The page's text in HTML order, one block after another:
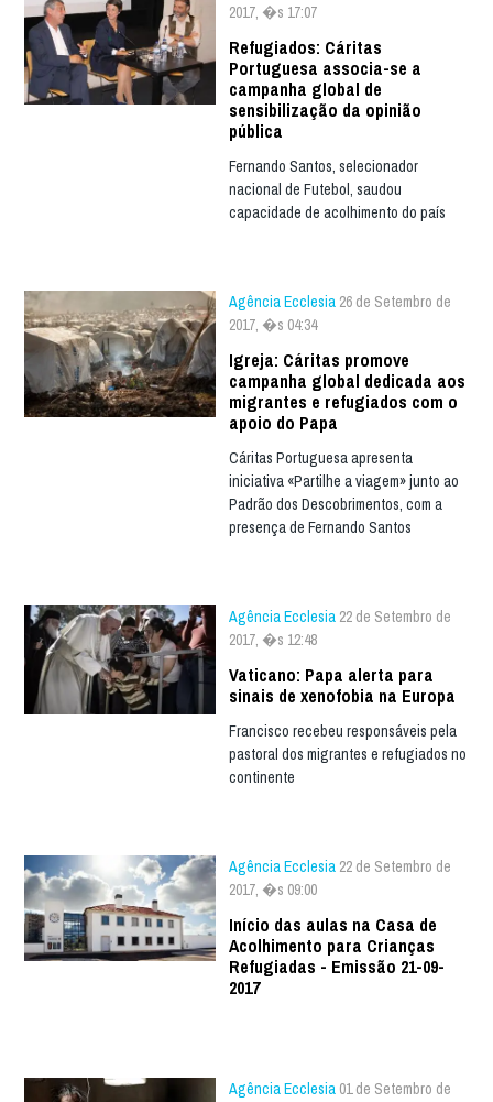
2017, �s 17:07
Refugiados: Cáritas
Portuguesa associa-se a
campanha global de
sensibilização da opinião
pública
Fernando Santos, selecionador
nacional de Futebol, saudou
capacidade de acolhimento do país
Agência Ecclesia 26 de Setembro de
2017, �s 04:34
Igreja: Cáritas promove
campanha global dedicada aos
migrantes e refugiados com o
apoio do Papa
Cáritas Portuguesa apresenta
iniciativa «Partilhe a viagem» junto ao
Padrão dos Descobrimentos, com a
presença de Fernando Santos
Agência Ecclesia 22 de Setembro de
2017, �s 12:48
Vaticano: Papa alerta para
sinais de xenofobia na Europa
Francisco recebeu responsáveis pela
pastoral dos migrantes e refugiados no
continente
Agência Ecclesia 22 de Setembro de
2017, �s 09:00
Início das aulas na Casa de
Acolhimento para Crianças
Refugiadas - Emissão 21-09-
2017
Agência Ecclesia 01 de Setembro de